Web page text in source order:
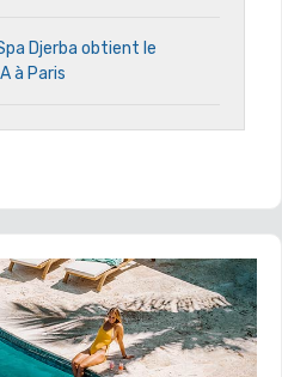
Djerba obtient le
à Paris